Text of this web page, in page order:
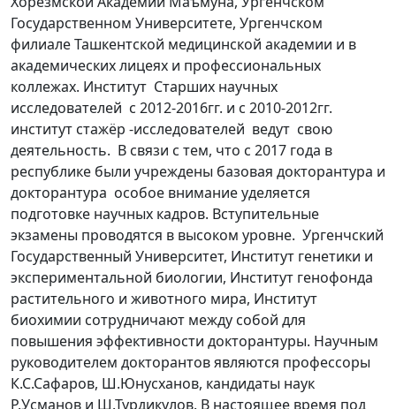
Государственном Университете, Ургенчском
филиале Ташкентской медицинской академии и в
академических лицеях и профессиональных
коллежах. Институт Старших научных
исследователей с 2012-2016гг. и с 2010-2012гг.
институт стажёр -исследователей ведут свою
деятельность. В связи с тем, что с 2017 года в
республике были учреждены базовая докторантура и
докторантура особое внимание уделяется
подготовке научных кадров. Вступительные
экзамены проводятся в высоком уровне. Ургенчский
Государственный Университет, Институт генетики и
экспериментальной биологии, Институт генофонда
растительного и животного мира, Институт
биохимии сотрудничают между собой для
повышения эффективности докторантуры. Научным
руководителем докторантов являются профессоры
К.С.Сафаров, Ш.Юнусханов, кандидаты наук
Р.Усманов и Ш.Турдикулов. В настоящее время под